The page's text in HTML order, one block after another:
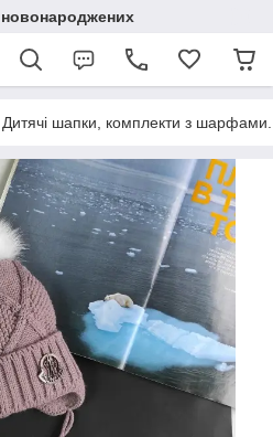
Дитячі шапки, комплекти з шарфами.